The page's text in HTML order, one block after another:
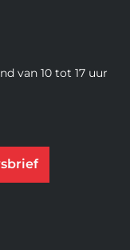
van 10 tot 17 uur